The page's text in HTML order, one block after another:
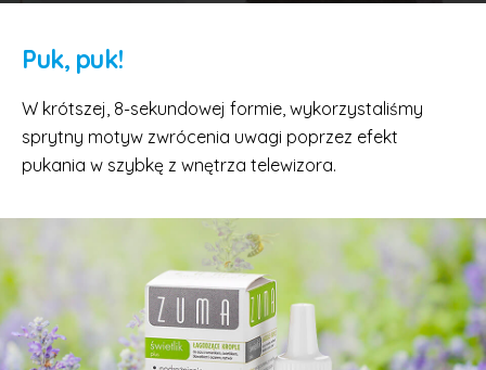
Puk, puk!
W krótszej, 8-sekundowej formie, wykorzystaliśmy
sprytny motyw zwrócenia uwagi poprzez efekt
pukania w szybkę z wnętrza telewizora.